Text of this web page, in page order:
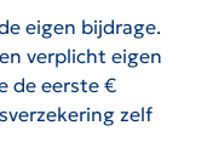
eigen bijdrage.
verplicht eigen
de eerste €
zelf